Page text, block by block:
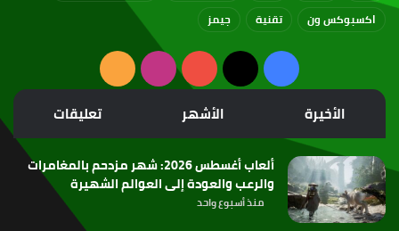
اكسبوكس ون
تقنية جيمز
فيسبوك
‫X
‫YouTubeانستقرامملخص
الموقع
RSS
الأخيرة الأشهر تعليقات
ألعاب أغسطس 2026: شهر مزدحم بالمغامرات
والرعب والعودة إلى العوالم الشهيرة
منذ أسبوع واحد